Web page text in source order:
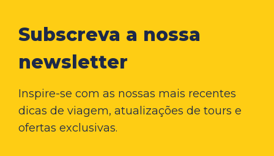
Subscreva a nossa
newsletter
Inspire-se com as nossas mais recentes
dicas de viagem, atualizações de tours e
ofertas exclusivas.